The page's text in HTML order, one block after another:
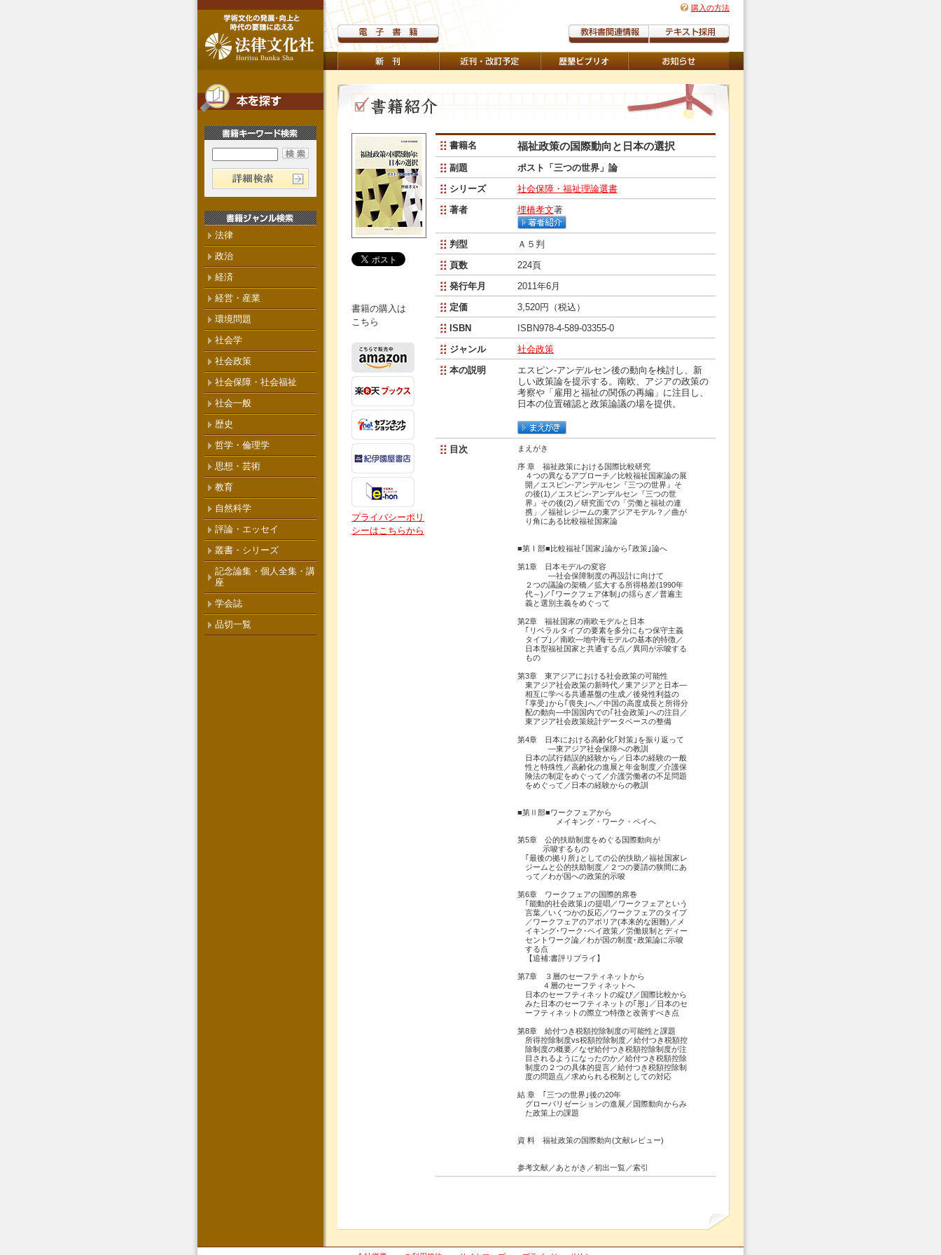
購入の方法
書籍の購入は
こちら
プライバシーポリ
シーはこちらから
書籍名 福祉政策の国際動向と日本の選択
副題
ポスト「三つの世界」論
シリーズ
社会保障・福祉理論選書
著者
埋橋孝文著
判型
Ａ５判
頁数
224頁
発行年月
2011年6月
定価
3,520円（税込）
ISBN
ISBN978-4-589-03355-0
ジャンル
社会政策
本の説明
エスピン-アンデルセン後の動向を検討し、新
しい政策論を提示する。南欧、アジアの政策の
考察や「雇用と福祉の関係の再編」に注目し、
日本の位置確認と政策論議の場を提供。
目次 まえがき
序 章 福祉政策における国際比較研究
４つの異なるアプローチ／比較福祉国家論の展
開／エスピン‐アンデルセン『三つの世界』そ
の後(1)／エスピン‐アンデルセン『三つの世
界』その後(2)／研究面での「労働と福祉の連
携」／福祉レジームの東アジアモデル？／曲が
り角にある比較福祉国家論
■第Ⅰ部■比較福祉｢国家｣論から｢政策｣論へ
第1章 日本モデルの変容
―社会保障制度の再設計に向けて
２つの議論の架橋／拡大する所得格差(1990年
代～)／｢ワークフェア体制｣の揺らぎ／普遍主
義と選別主義をめぐって
第2章 福祉国家の南欧モデルと日本
｢リベラルタイプの要素を多分にもつ保守主義
タイプ｣／南欧―地中海モデルの基本的特徴／
日本型福祉国家と共通する点／異同が示唆する
もの
第3章 東アジアにおける社会政策の可能性
東アジア社会政策の新時代／東アジアと日本―
相互に学べる共通基盤の生成／後発性利益の
｢享受｣から｢喪失｣へ／中国の高度成長と所得分
配の動向―中国国内での｢社会政策｣への注目／
東アジア社会政策統計データベースの整備
第4章 日本における高齢化｢対策｣を振り返って
―東アジア社会保障への教訓
日本の試行錯誤的経験から／日本の経験の一般
性と特殊性／高齢化の進展と年金制度／介護保
険法の制定をめぐって／介護労働者の不足問題
をめぐって／日本の経験からの教訓
■第Ⅱ部■ワークフェアから
メイキング・ワーク・ペイへ
第5章 公的扶助制度をめぐる国際動向が
示唆するもの
｢最後の拠り所｣としての公的扶助／福祉国家レ
ジームと公的扶助制度／２つの要請の狭間にあ
って／わが国への政策的示唆
第6章 ワークフェアの国際的席巻
｢能動的社会政策｣の提唱／ワークフェアという
言葉／いくつかの反応／ワークフェアのタイプ
／ワークフェアのアポリア(本来的な困難)／メ
イキング･ワーク･ペイ政策／労働規制とディー
セントワーク論／わが国の制度･政策論に示唆
する点
【追補:書評リプライ】
第7章 ３層のセーフティネットから
４層のセーフティネットへ
日本のセーフティネットの綻び／国際比較から
みた日本のセーフティネットの｢形｣／日本のセ
ーフティネットの際立つ特徴と改善すべき点
第8章 給付つき税額控除制度の可能性と課題
所得控除制度vs税額控除制度／給付つき税額控
除制度の概要／なぜ給付つき税額控除制度が注
目されるようになったのか／給付つき税額控除
制度の２つの具体的提言／給付つき税額控除制
度の問題点／求められる税制としての対応
結 章 ｢三つの世界｣後の20年
グローバリゼーションの進展／国際動向からみ
た政策上の課題
資 料 福祉政策の国際動向(文献レビュー)
参考文献／あとがき／初出一覧／索引
法律
政治
経済
経営・産業
環境問題
社会学
社会政策
社会保障・社会福祉
社会一般
歴史
哲学・倫理学
思想・芸術
教育
自然科学
評論・エッセイ
叢書・シリーズ
記念論集・個人全集・講
座
学会誌
品切一覧